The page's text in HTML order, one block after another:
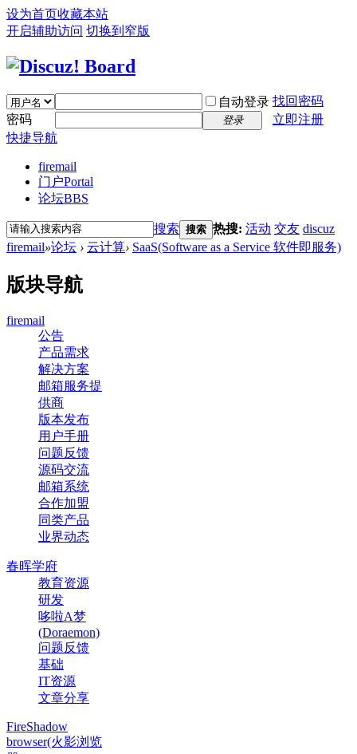
设为首页收藏本站
开启辅助访问 切换到窄版
自动登录 找回密码
密码
登录
立即注册
快捷导航
firemail
门户Portal
论坛BBS
搜索 搜索 热搜: 活动 交友 discuz
firemail»论坛 › 云计算› SaaS(Software as a Service 软件即服务)
版块导航
firemail
公告
产品需求
解决方案
邮箱服务提
供商
版本发布
用户手册
问题反馈
源码交流
邮箱系统
合作加盟
同类产品
业界动态
春晖学府
教育资源
研发
哆啦A梦
(Doraemon)
问题反馈
基础
IT资源
文章分享
FireShadow
browser(火影浏览